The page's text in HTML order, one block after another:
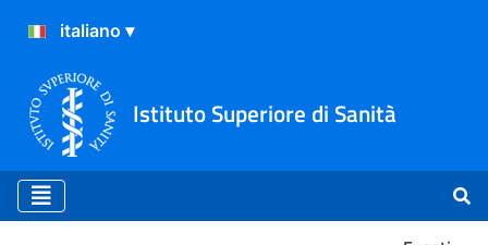
Istituto Superiore di Sanità